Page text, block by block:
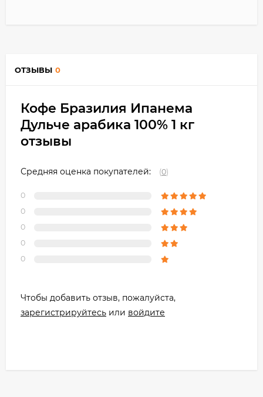
ОТЗЫВЫ 0
Кофе Бразилия Ипанема
Дульче арабика 100% 1 кг
отзывы
Средняя оценка покупателей: (0)
0
0
0
0
0
Чтобы добавить отзыв, пожалуйста,
зарегистрируйтесь или войдите